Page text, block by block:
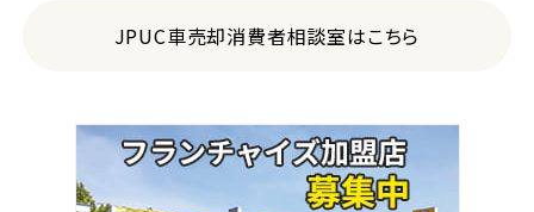
アルファード
3位
トヨタ
ヴォクシー
JPUC車売却消費者相談室はこちら